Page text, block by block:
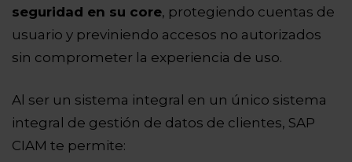
seguridad en su core, protegiendo cuentas de
usuario y previniendo accesos no autorizados
sin comprometer la experiencia de uso.
Al ser un sistema integral en un único sistema
integral de gestión de datos de clientes, SAP
CIAM te permite: